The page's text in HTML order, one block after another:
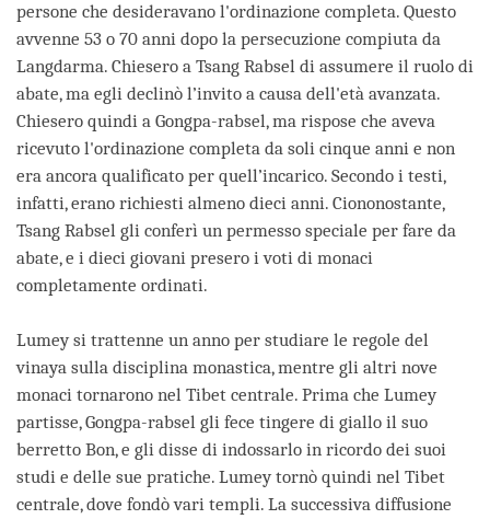
persone che desideravano l'ordinazione completa. Questo
avvenne 53 o 70 anni dopo la persecuzione compiuta da
Langdarma. Chiesero a Tsang Rabsel di assumere il ruolo di
abate, ma egli declinò l’invito a causa dell'età avanzata.
Chiesero quindi a Gongpa-rabsel, ma rispose che aveva
ricevuto l'ordinazione completa da soli cinque anni e non
era ancora qualificato per quell’incarico. Secondo i testi,
infatti, erano richiesti almeno dieci anni. Ciononostante,
Tsang Rabsel gli conferì un permesso speciale per fare da
abate, e i dieci giovani presero i voti di monaci
completamente ordinati.
Lumey si trattenne un anno per studiare le regole del
vinaya sulla disciplina monastica, mentre gli altri nove
monaci tornarono nel Tibet centrale. Prima che Lumey
partisse, Gongpa-rabsel gli fece tingere di giallo il suo
berretto Bon, e gli disse di indossarlo in ricordo dei suoi
studi e delle sue pratiche. Lumey tornò quindi nel Tibet
centrale, dove fondò vari templi. La successiva diffusione